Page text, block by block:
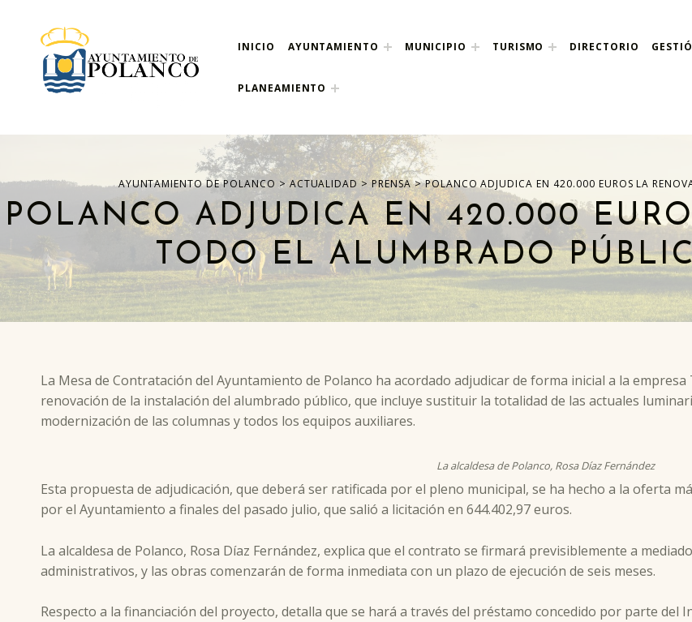
ayuntamiento de polanco
AYUNTAMIENTO DE POLANCO
INICIO AYUNTAMIENTO MUNICIPIO TURISMO DIRECTORIO
PLANEAMIENTO
AYUNTAMIENTO DE POLANCO > ACTUALIDAD>PRENSA>POLANCO ADJUDICA EN 420.000 EUROS LA
POLANCO ADJUDICA EN 420.000
TODO EL ALUMBRADO
La Mesa de Contratación del Ayuntamiento de Polanco ha acordado adjudicar de forma inicial a la
renovación de la instalación del alumbrado público, que incluye sustituir la totalidad de las actuales
modernización de las columnas y todos los equipos auxiliares.
La alcaldesa de Polanco, Rosa Díaz Fernández
Esta propuesta de adjudicación, que deberá ser ratificada por el pleno municipal, se ha hecho a la oferta
por el Ayuntamiento a finales del pasado julio, que salió a licitación en 644.402,97 euros.
La alcaldesa de Polanco, Rosa Díaz Fernández, explica que el contrato se firmará previsiblemente a
administrativos, y las obras comenzarán de forma inmediata con un plazo de ejecución de seis meses.
Respecto a la financiación del proyecto, detalla que se hará a través del préstamo concedido por parte